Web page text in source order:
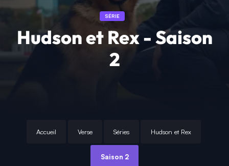
SÉRIE
Hudson et Rex - Saison
2
Accueil Verse Séries Hudson et Rex
Saison 2